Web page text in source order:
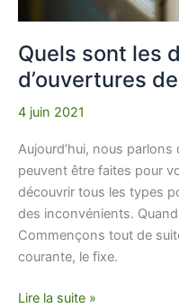
Quels sont les
d’ouvertures
4 juin 2021
Aujourd’hui, nous parlons
peuvent être faites pour
découvrir tous les types
des inconvénients. Quand
Commençons tout de
courante, le fixe.
Lire la suite »